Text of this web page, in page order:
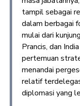
tampil sebagai
dalam berbagai
mulai dari
Prancis, dan
pertemuan
menandai
relatif
diplomasi yang